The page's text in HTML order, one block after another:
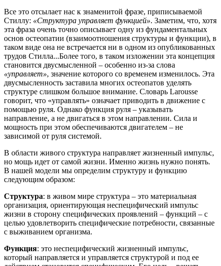
Все это отсылает нас к знаменитой фразе, приписываемой
Стиллу: «Структура управляет функцией». Заметим, что, хотя
эта фраза очень точно описывает одну из фундаментальных
основ остеопатии (взаимоотношения структуры и функции), в
таком виде она не встречается ни в одном из опубликованных
трудов Стилла...Более того, в таком изложении эта концепция
становится двусмысленной – особенно из-за слова
«управляет», значение которого со временем изменилось. Эта
двусмысленность заставила многих остеопатов уделять
структуре слишком большое внимание. Словарь Larousse
говорит, что «управлять» означает приводить в движение с
помощью руля. Однако функция руля – указывать
направление, а не двигаться в этом направлении. Сила и
мощность при этом обеспечиваются двигателем – не
зависимой от руля системой.
В области живого структура направляет жизненный импульс,
но мощь идет от самой жизни. Именно жизнь нужно понять.
В нашей модели мы определим структуру и функцию
следующим образом:
Структура: в живом мире структура – это материальная
организация, ориентирующая неспецифический импульс
жизни в сторону специфических проявлений – функций – с
целью удовлетворить специфические потребности, связанные
с выживанием организма.
Функция: это неспецифический жизненный импульс,
который направляется и управляется структурой и под ее